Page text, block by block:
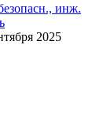
инж.
2025